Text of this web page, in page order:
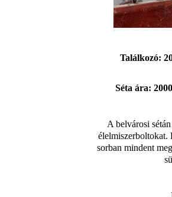
Találkozó:
Séta ára:
A belvárosi
élelmiszerboltokat.
sorban mindent